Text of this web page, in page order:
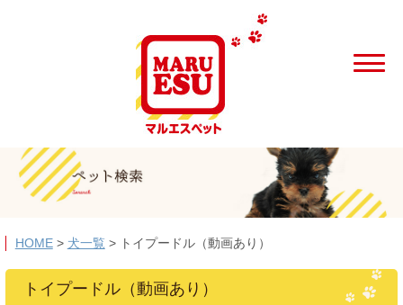
HOME> 犬一覧 > トイプードル（動画あり）
トイプードル（動画あり）